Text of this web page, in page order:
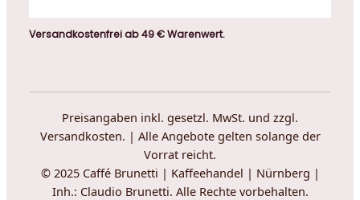
Versandkostenfrei ab 49 € Warenwert.
Preisangaben inkl. gesetzl. MwSt. und zzgl.
Versandkosten. | Alle Angebote gelten solange der
Vorrat reicht.
© 2025 Caffé Brunetti | Kaffeehandel | Nürnberg |
Inh.: Claudio Brunetti. Alle Rechte vorbehalten.